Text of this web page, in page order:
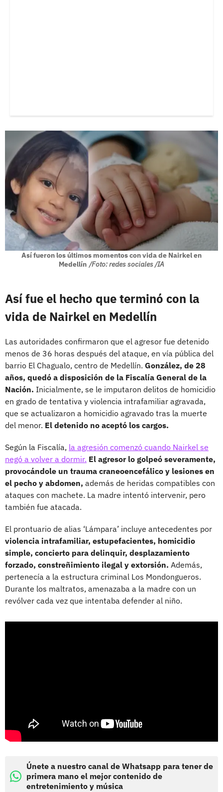
Así fueron los últimos momentos con vida de Nairkel en
Medellín /Foto: redes sociales /IA
Así fue el hecho que terminó con la
vida de Nairkel en Medellín
Las autoridades confirmaron que el agresor fue detenido
menos de 36 horas después del ataque, en vía pública del
barrio El Chagualo, centro de Medellín. González, de 28
años, quedó a disposición de la Fiscalía General de la
Nación. Inicialmente, se le imputaron delitos de homicidio
en grado de tentativa y violencia intrafamiliar agravada,
que se actualizaron a homicidio agravado tras la muerte
del menor. El detenido no aceptó los cargos.
Según la Fiscalía, la agresión comenzó cuando Nairkel se
negó a volver a dormir. El agresor lo golpeó severamente,
provocándole un trauma craneoencefálico y lesiones en
el pecho y abdomen, además de heridas compatibles con
ataques con machete. La madre intentó intervenir, pero
también fue atacada.
El prontuario de alias ‘Lámpara’ incluye antecedentes por
violencia intrafamiliar, estupefacientes, homicidio
simple, concierto para delinquir, desplazamiento
forzado, constreñimiento ilegal y extorsión. Además,
pertenecía a la estructura criminal Los Mondongueros.
Durante los maltratos, amenazaba a la madre con un
revólver cada vez que intentaba defender al niño.
Únete a nuestro canal de Whatsapp para tener de
primera mano el mejor contenido de
entretenimiento y música